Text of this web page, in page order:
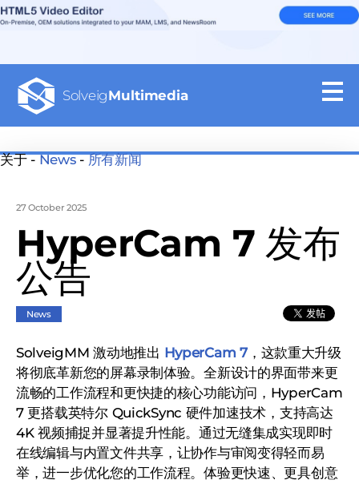
SolveigMultimedia
关于 -News-所有新闻
27 October 2025
HyperCam 7 发布
公告
News
SolveigMM 激动地推出 HyperCam 7，这款重大升级
将彻底革新您的屏幕录制体验。全新设计的界面带来更
流畅的工作流程和更快捷的核心功能访问，HyperCam
7 更搭载英特尔 QuickSync 硬件加速技术，支持高达
4K 视频捕捉并显著提升性能。通过无缝集成实现即时
在线编辑与内置文件共享，让协作与审阅变得轻而易
举，进一步优化您的工作流程。体验更快速、更具创意